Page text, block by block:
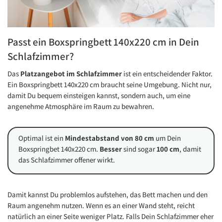
Passt ein Boxspringbett 140x220 cm in Dein
Schlafzimmer?
Das Platzangebot im Schlafzimmer ist ein entscheidender Faktor.
Ein Boxspringbett 140x220 cm braucht seine Umgebung. Nicht nur,
damit Du bequem einsteigen kannst, sondern auch, um eine
angenehme Atmosphäre im Raum zu bewahren.
Optimal ist ein Mindestabstand von 80 cm um Dein
Boxspringbet 140x220 cm. Bessersind sogar100 cm, damit
das Schlafzimmer offener wirkt.
Damit kannst Du problemlos aufstehen, das Bett machen und den
Raum angenehm nutzen. Wenn es an einer Wand steht, reicht
natürlich an einer Seite weniger Platz. Falls Dein Schlafzimmer eher